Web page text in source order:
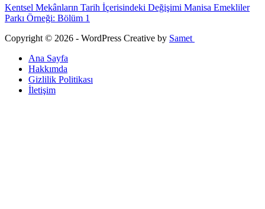
Kentsel Mekânların Tarih İçerisindeki Değişimi Manisa Emekliler
Parkı Örneği: Bölüm 1
Copyright © 2026 - WordPress Creative by Samet
Ana Sayfa
Hakkımda
Gizlilik Politikası
İletişim